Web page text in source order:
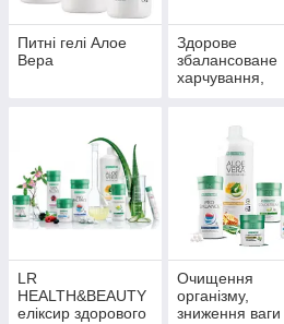
Питні гелі Алое
Вера
Здорове
збалансоване
харчування,
LR
HEALTH&BEAUTY
еліксир здорового
Очищення
організму,
зниження ваги